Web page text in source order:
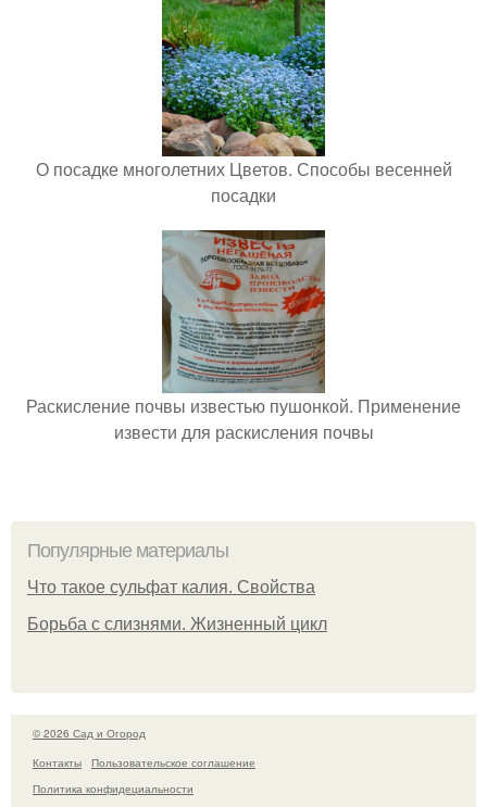
О посадке многолетних Цветов. Способы весенней
посадки
Раскисление почвы известью пушонкой. Применение
извести для раскисления почвы
Популярные материалы
Что такое сульфат калия. Свойства
Борьба с слизнями. Жизненный цикл
© 2026 Сад и Огород
Контакты
Пользовательское соглашение
Политика конфидециальности